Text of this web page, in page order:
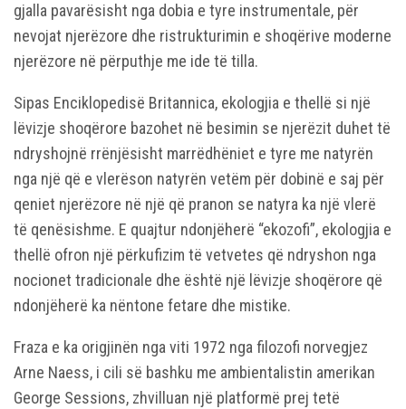
gjalla pavarësisht nga dobia e tyre instrumentale, për
nevojat njerëzore dhe ristrukturimin e shoqërive moderne
njerëzore në përputhje me ide të tilla.
Sipas Enciklopedisë Britannica, ekologjia e thellë si një
lëvizje shoqërore bazohet në besimin se njerëzit duhet të
ndryshojnë rrënjësisht marrëdhëniet e tyre me natyrën
nga një që e vlerëson natyrën vetëm për dobinë e saj për
qeniet njerëzore në një që pranon se natyra ka një vlerë
të qenësishme. E quajtur ndonjëherë “ekozofi”, ekologjia e
thellë ofron një përkufizim të vetvetes që ndryshon nga
nocionet tradicionale dhe është një lëvizje shoqërore që
ndonjëherë ka nëntone fetare dhe mistike.
Fraza e ka origjinën nga viti 1972 nga filozofi norvegjez
Arne Naess, i cili së bashku me ambientalistin amerikan
George Sessions, zhvilluan një platformë prej tetë